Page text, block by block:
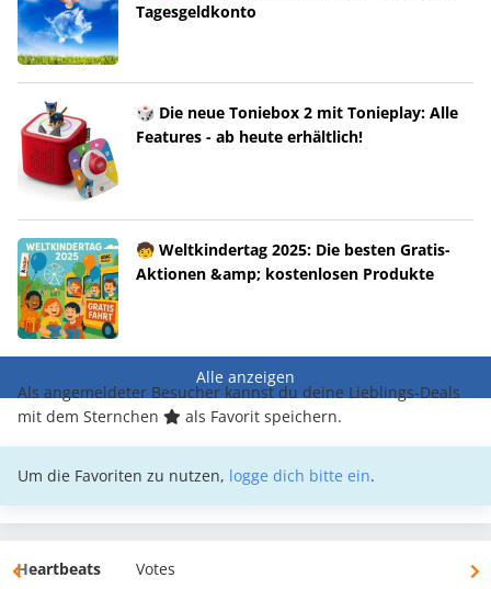
Tagesgeldkonto
🎲 Die neue Toniebox 2 mit Tonieplay: Alle
Features - ab heute erhältlich!
🧒 Weltkindertag 2025: Die besten Gratis-
Aktionen &amp; kostenlosen Produkte
Alle anzeigen
Als angemeldeter Besucher kannst du deine Lieblings-Deals
mit dem Sternchen
als Favorit speichern.
Um die Favoriten zu nutzen, logge dich bitte ein.
Heartbeats Votes